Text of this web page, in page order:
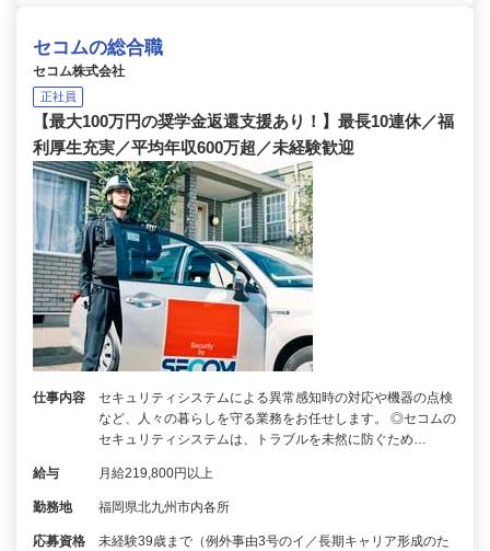
セコムの総合職
セコム株式会社
正社員
【最大100万円の奨学金返還支援あり！】最長10連休／福
利厚生充実／平均年収600万超／未経験歓迎
仕事内容
セキュリティシステムによる異常感知時の対応や機器の点検
など、人々の暮らしを守る業務をお任せします。 ◎セコムの
セキュリティシステムは、トラブルを未然に防ぐため…
給与 月給219,800円以上
勤務地 福岡県北九州市内各所
応募資格
未経験39歳まで（例外事由3号のイ／長期キャリア形成のた